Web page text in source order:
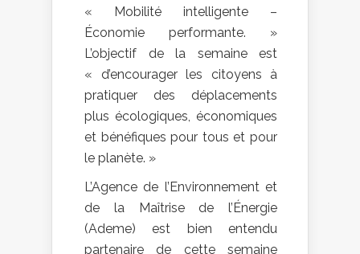
« Mobilité intelligente –
Économie performante. »
L’objectif de la semaine est
« d’encourager les citoyens à
pratiquer des déplacements
plus écologiques, économiques
et bénéfiques pour tous et pour
le planète. »
L’Agence de l’Environnement et
de la Maîtrise de l’Énergie
(Ademe) est bien entendu
partenaire de cette semaine